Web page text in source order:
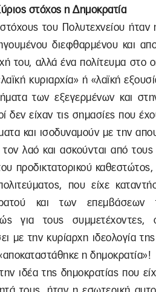
στόχος η Δημοκρατία
του Πολυτεχνείου ήταν
διεφθαρμένου και
του, αλλά ένα πολίτευμα στο
κυριαρχία» ή «λαϊκή
των εξεγερμένων και
δεν είχαν τις σημασίες που
και ισοδυναμούν με την
λαό και ασκούνται από
προδικτατορικού καθεστώτος,
που είχε
και των επεμβάσεων
για τους
με την κυρίαρχη ιδεολογία
η δημοκρατία»!
ιδέα της δημοκρατίας που